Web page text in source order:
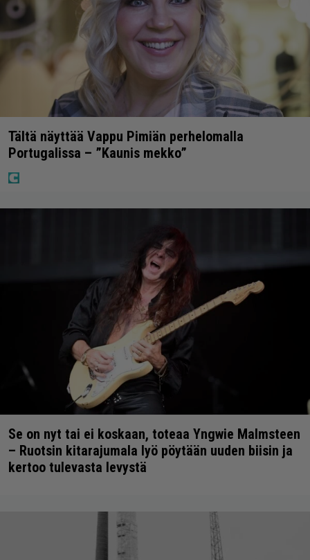
Tältä näyttää Vappu Pimiän perhelomalla
Portugalissa – ”Kaunis mekko”
Se on nyt tai ei koskaan, toteaa Yngwie Malmsteen
– Ruotsin kitarajumala lyö pöytään uuden biisin ja
kertoo tulevasta levystä